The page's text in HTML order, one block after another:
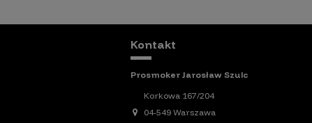
Kontakt
Prosmoker Jarosław Szulc
Korkowa 167/204
04-549 Warszawa